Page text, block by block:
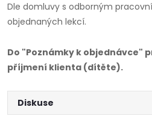
Dle domluvy s odborným
objednaných lekcí.
Do "Poznámky k objednávce"
příjmení klienta (dítěte).
Diskuse